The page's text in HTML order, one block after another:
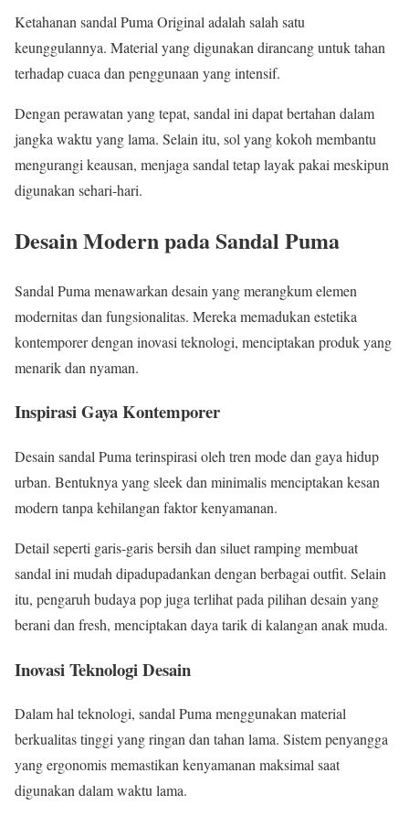
Ketahanan sandal Puma Original adalah salah satu
keunggulannya. Material yang digunakan dirancang untuk tahan
terhadap cuaca dan penggunaan yang intensif.
Dengan perawatan yang tepat, sandal ini dapat bertahan dalam
jangka waktu yang lama. Selain itu, sol yang kokoh membantu
mengurangi keausan, menjaga sandal tetap layak pakai meskipun
digunakan sehari-hari.
Desain Modern pada Sandal Puma
Sandal Puma menawarkan desain yang merangkum elemen
modernitas dan fungsionalitas. Mereka memadukan estetika
kontemporer dengan inovasi teknologi, menciptakan produk yang
menarik dan nyaman.
Inspirasi Gaya Kontemporer
Desain sandal Puma terinspirasi oleh tren mode dan gaya hidup
urban. Bentuknya yang sleek dan minimalis menciptakan kesan
modern tanpa kehilangan faktor kenyamanan.
Detail seperti garis-garis bersih dan siluet ramping membuat
sandal ini mudah dipadupadankan dengan berbagai outfit. Selain
itu, pengaruh budaya pop juga terlihat pada pilihan desain yang
berani dan fresh, menciptakan daya tarik di kalangan anak muda.
Inovasi Teknologi Desain
Dalam hal teknologi, sandal Puma menggunakan material
berkualitas tinggi yang ringan dan tahan lama. Sistem penyangga
yang ergonomis memastikan kenyamanan maksimal saat
digunakan dalam waktu lama.